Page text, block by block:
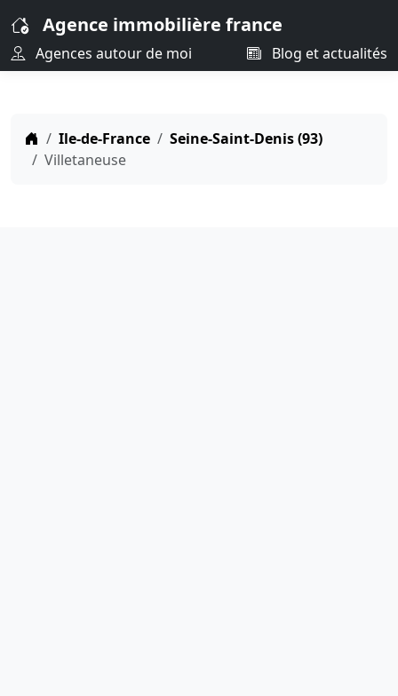
Agence immobilière france
Agences autour de moi Blog et actualités
Ile-de-France
Seine-Saint-Denis (93)
Villetaneuse